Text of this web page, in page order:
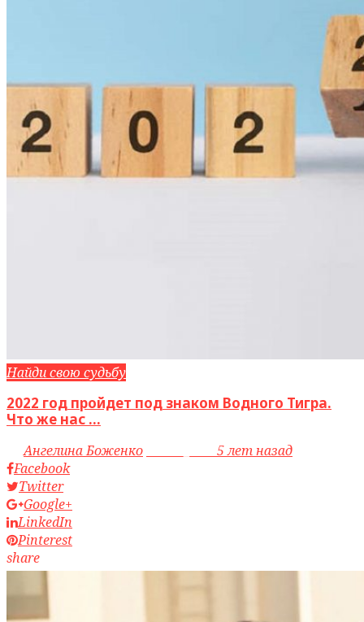
Найди свою судьбу
2022 год пройдет под знаком Водного Тигра.
Что же нас ...
byАнгелина Боженко
5 лет назад
Facebook
Twitter
Google+
LinkedIn
Pinterest
share